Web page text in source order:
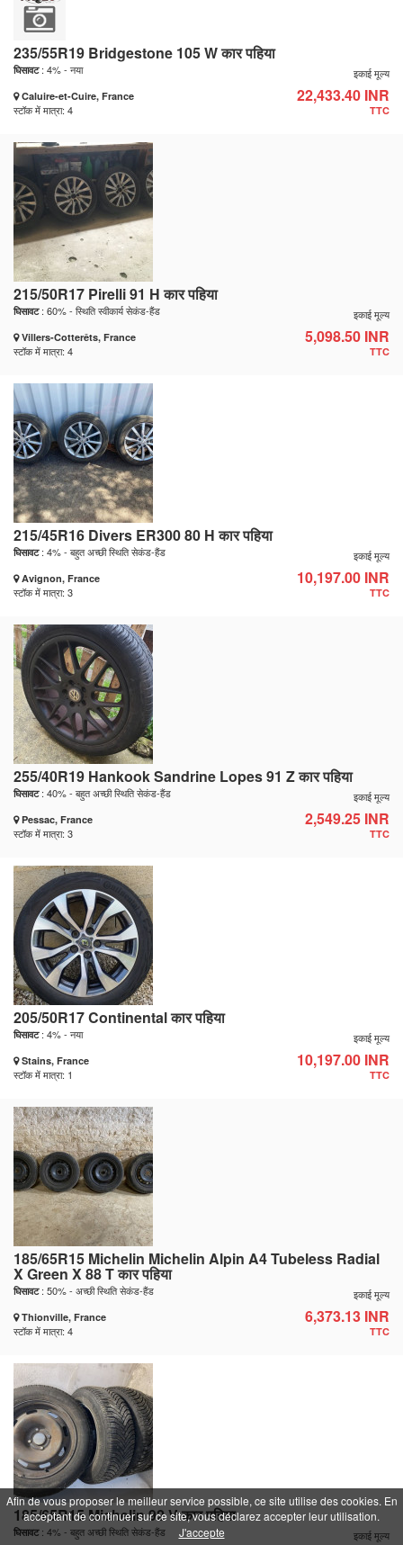
235/55R19 Bridgestone 105 W कार पहिया
घिसावट: 4% - नया
Caluire-et-Cuire, France
स्टॉक में मात्रा: 4
इकाई मूल्य
22,433.40 INR
TTC
215/50R17 Pirelli 91 H कार पहिया
घिसावट: 60% - स्थिति स्वीकार्य सेकंड-हैंड
Villers-Cotterêts, France
स्टॉक में मात्रा: 4
इकाई मूल्य
5,098.50 INR
TTC
215/45R16 Divers ER300 80 H कार पहिया
घिसावट: 4% - बहुत अच्छी स्थिति सेकंड-हैंड
Avignon, France
स्टॉक में मात्रा: 3
इकाई मूल्य
10,197.00 INR
TTC
255/40R19 Hankook Sandrine Lopes 91 Z कार पहिया
घिसावट: 40% - बहुत अच्छी स्थिति सेकंड-हैंड
Pessac, France
स्टॉक में मात्रा: 3
इकाई मूल्य
2,549.25 INR
TTC
205/50R17 Continental कार पहिया
घिसावट: 4% - नया
Stains, France
स्टॉक में मात्रा: 1
इकाई मूल्य
10,197.00 INR
TTC
185/65R15 Michelin Michelin Alpin A4 Tubeless Radial
X Green X 88 T कार पहिया
घिसावट: 50% - अच्छी स्थिति सेकंड-हैंड
Thionville, France
स्टॉक में मात्रा: 4
इकाई मूल्य
6,373.13 INR
TTC
185/65R15 Michelin 92 V कार पहिया
घिसावट: 4% - बहुत अच्छी स्थिति सेकंड-हैंड इकाई मूल्य
Afin de vous proposer le meilleur service possible, ce site utilise des cookies. En
acceptant de continuer sur ce site, vous déclarez accepter leur utilisation.
J'accepte